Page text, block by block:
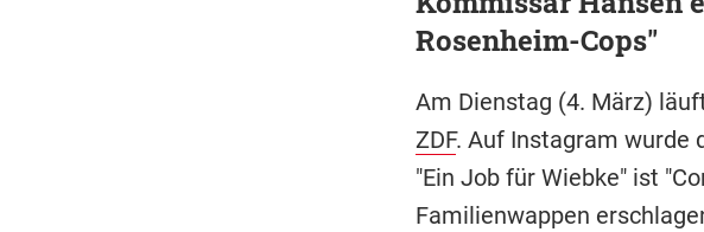
Rosenheim-Cops"
Am Dienstag (4. März)
ZDF. Auf Instagram wurde
"Ein Job für Wiebke" ist
Familienwappen